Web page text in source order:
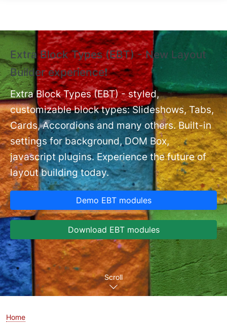
Extra Block Types (EBT) - New Layout
Builder experience❗
Extra Block Types (EBT) - styled,
customizable block types: Slideshows, Tabs,
Cards, Accordions and many others. Built-in
settings for background, DOM Box,
javascript plugins. Experience the future of
layout building today.
Demo EBT modules
Download EBT modules
Scroll
Home